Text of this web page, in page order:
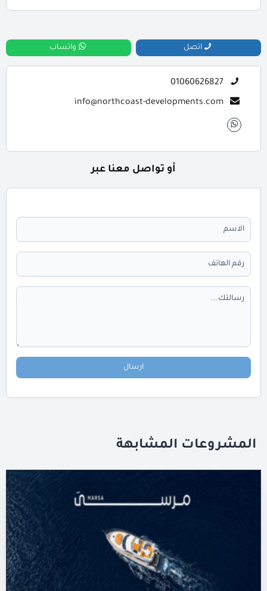
اتصل واتساب
01060626827
info@northcoast-developments.com
أو تواصل معنا عبر
ارسال
المشروعات المشابهة